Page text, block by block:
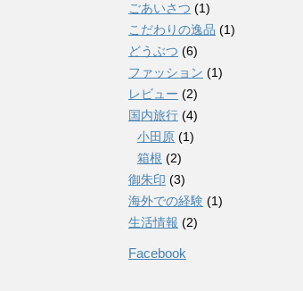
ごあいさつ (1)
こだわりの逸品 (1)
どうぶつ (6)
ファッション (1)
レビュー (2)
国内旅行 (4)
小田原 (1)
箱根 (2)
御朱印 (3)
海外での経験 (1)
生活情報 (2)
Facebook